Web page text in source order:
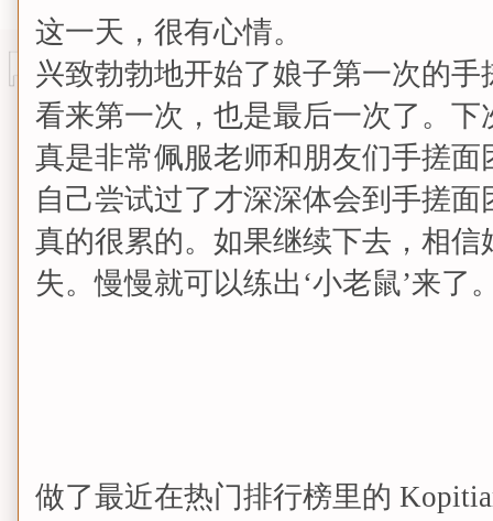
这一天，很有心情。
兴致勃勃地开始了娘子第一次的手
看来第一次，也是最后一次了。下
真是非常佩服老师和朋友们手搓面
自己尝试过了才深深体会到手搓面
真的很累的。如果继续下去，相信
失。慢慢就可以练出‘小老鼠’来了
做了最近在热门排行榜里的